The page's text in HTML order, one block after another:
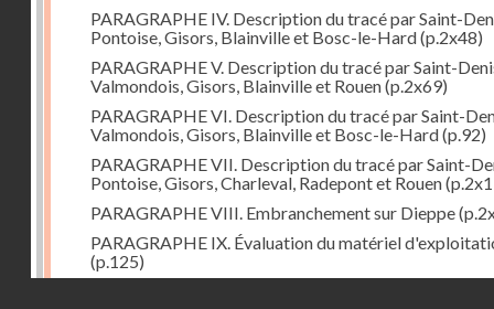
PARAGRAPHE IV. Description du tracé par Saint-
Pontoise, Gisors, Blainville et Bosc-le-Hard(p.2x48)
PARAGRAPHE V. Description du tracé par Saint-
Valmondois, Gisors, Blainville et Rouen(p.2x69)
PARAGRAPHE VI. Description du tracé par Saint-
Valmondois, Gisors, Blainville et Bosc-le-Hard(p.92)
PARAGRAPHE VII. Description du tracé par Saint-
Pontoise, Gisors, Charleval, Radepont et Rouen
PARAGRAPHE VIII. Embranchement sur Dieppe
PARAGRAPHE IX. Évaluation du matériel
(p.125)